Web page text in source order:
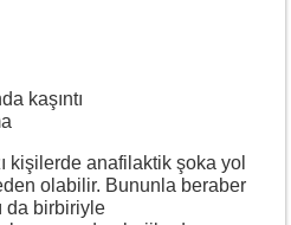
kaşıntı
kişilerde anafilaktik şoka yol
olabilir. Bununla beraber
da birbiriyle